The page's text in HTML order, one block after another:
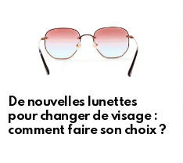
De nouvelles lunettes
pour changer de visage :
comment faire son choix ?